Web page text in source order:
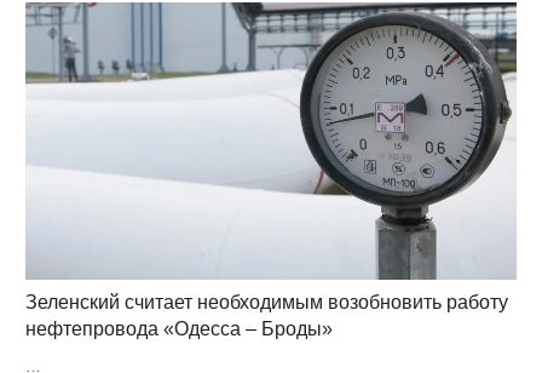
Зеленский считает необходимым возобновить работу
нефтепровода «Одесса – Броды»